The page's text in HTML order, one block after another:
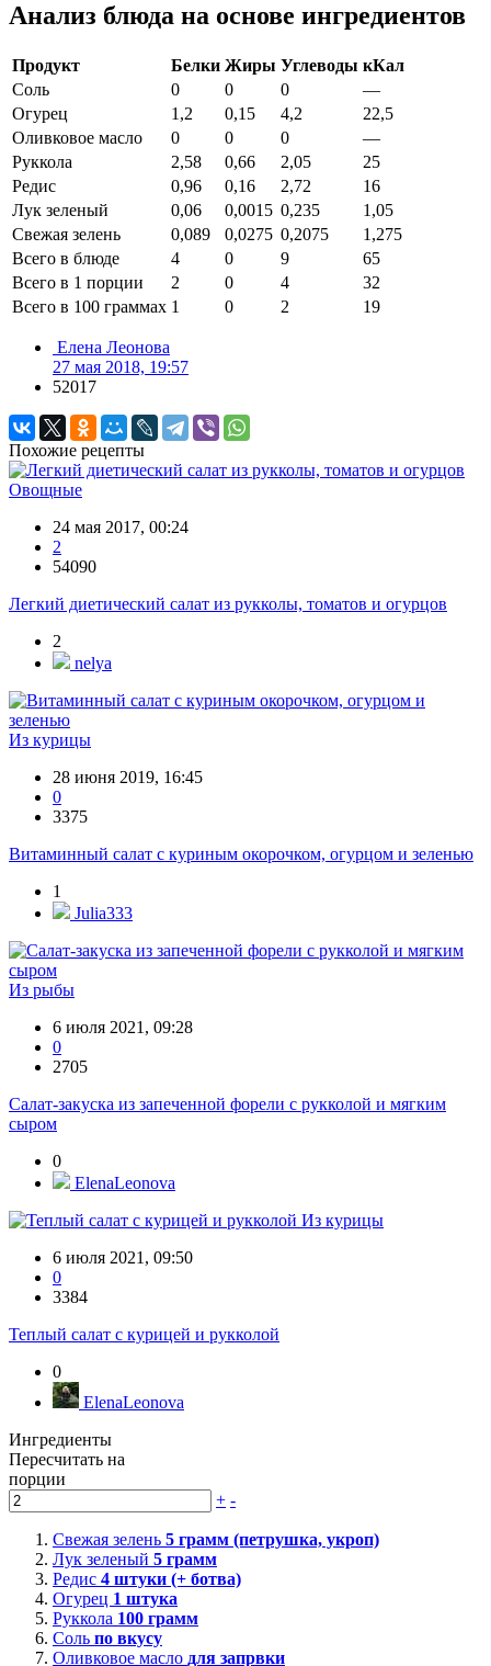
Анализ блюда на основе ингредиентов
Продукт Белки Жиры Углеводы кКал
Соль
0 0 0
—
Огурец
1,2 0,15 4,2
22,5
Оливковое масло
0 0 0
—
Руккола
2,58 0,66 2,05
25
Редис
0,96 0,16 2,72
16
Лук зеленый
0,06 0,0015 0,235
1,05
Свежая зелень
0,089 0,0275 0,2075
1,275
Всего в блюде
4 0 9
65
Всего в 1 порции
2 0 4
32
Всего в 100 граммах 1 0 2 19
Елена Леонова
27 мая 2018, 19:57
52017
Похожие рецепты
Овощные
24 мая 2017, 00:24
2
54090
Легкий диетический салат из рукколы, томатов и огурцов
2
nelya
Из курицы
28 июня 2019, 16:45
0
3375
Витаминный салат с куриным окорочком, огурцом и зеленью
1
Julia333
Из рыбы
6 июля 2021, 09:28
0
2705
Салат-закуска из запеченной форели с рукколой и мягким
сыром
0
ElenaLeonova
Из курицы
6 июля 2021, 09:50
0
3384
Теплый салат с курицей и рукколой
0
ElenaLeonova
Ингредиенты
Пересчитать на
порции
+ -
Свежая зелень 5 грамм (петрушка, укроп)
Лук зеленый 5 грамм
Редис 4 штуки (+ ботва)
Огурец 1 штука
Руккола 100 грамм
Соль по вкусу
Оливковое масло для запрвки